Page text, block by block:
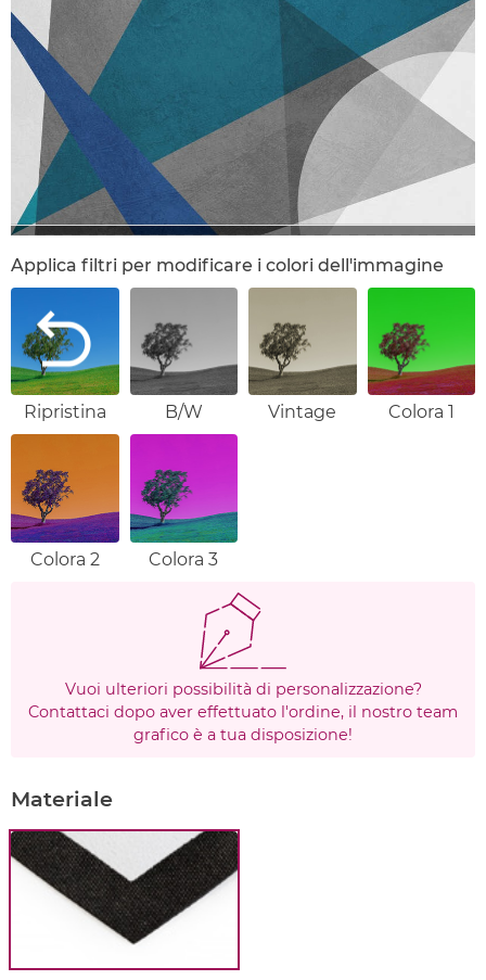
Applica filtri per modificare i colori dell'immagine
Ripristina B/W Vintage Colora 1
Colora 2 Colora 3
Vuoi ulteriori possibilità di personalizzazione?
Contattaci dopo aver effettuato l'ordine, il nostro team
grafico è a tua disposizione!
Materiale